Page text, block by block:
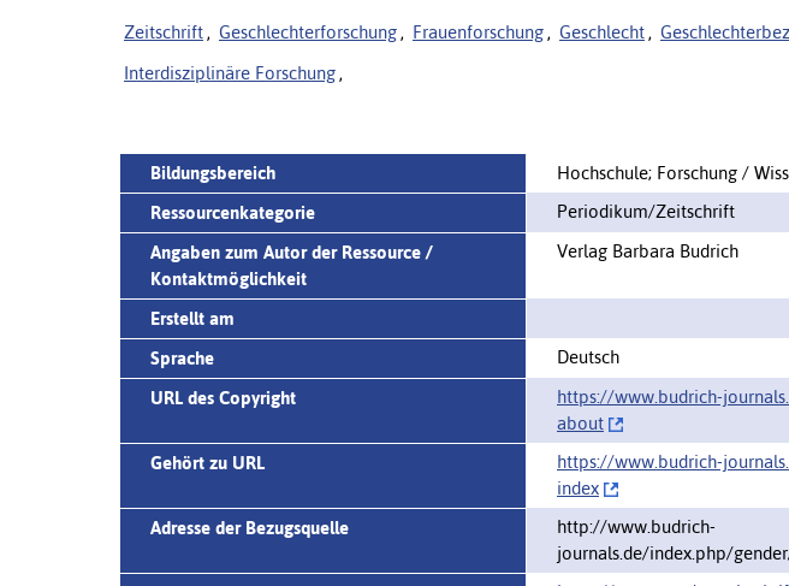
Zeitschrift , Geschlechterforschung , Frauenforschung , Geschlecht ,
Interdisziplinäre Forschung ,
Bildungsbereich
Hochschule; Forschung /
Ressourcenkategorie
Periodikum/Zeitschrift
Angaben zum Autor der Ressource /
Kontaktmöglichkeit
Verlag Barbara Budrich
Erstellt am
Sprache
Deutsch
URL des Copyright
https://www.budrich-
about
Gehört zu URL
https://www.budrich-
index
Adresse der Bezugsquelle
http://www.budrich-
journals.de/index.php/